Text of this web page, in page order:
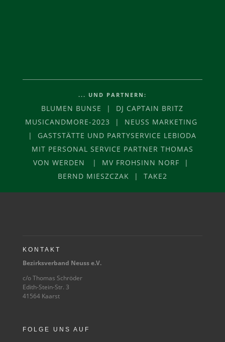
... UND PARTNERN:
BLUMEN BUNSE | DJ CAPTAIN BRITZ
MUSICANDMORE-2023 | NEUSS MARKETING
| GASTSTÄTTE UND PARTYSERVICE LEBIODA
MIT PERSONAL SERVICE PARTNER THOMAS
VON WERDEN | MV FROHSINN NORF |
BERND MIESZCZAK | TAKE2
KONTAKT
Bezirksverband Neuss e.V.
c/o Thomas Schröder
Edith-Stein-Str. 3
41564 Kaarst
FOLGE UNS AUF